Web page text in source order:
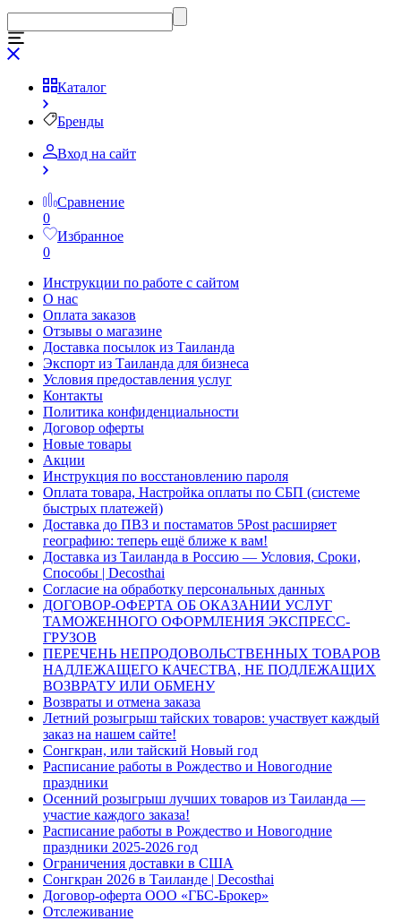
Каталог
Бренды
Вход на сайт
Сравнение
0
Избранное
0
Инструкции по работе с сайтом
О нас
Оплата заказов
Отзывы о магазине
Доставка посылок из Таиланда
Экспорт из Таиланда для бизнеса
Условия предоставления услуг
Контакты
Политика конфиденциальности
Договор оферты
Новые товары
Акции
Инструкция по восстановлению пароля
Оплата товара, Настройка оплаты по СБП (системе
быстрых платежей)
Доставка до ПВЗ и постаматов 5Post расширяет
географию: теперь ещё ближе к вам!
Доставка из Таиланда в Россию — Условия, Сроки,
Способы | Decosthai
Согласие на обработку персональных данных
ДОГОВОР-ОФЕРТА ОБ ОКАЗАНИИ УСЛУГ
ТАМОЖЕННОГО ОФОРМЛЕНИЯ ЭКСПРЕСС-
ГРУЗОВ
ПЕРЕЧЕНЬ НЕПРОДОВОЛЬСТВЕННЫХ ТОВАРОВ
НАДЛЕЖАЩЕГО КАЧЕСТВА, НЕ ПОДЛЕЖАЩИХ
ВОЗВРАТУ ИЛИ ОБМЕНУ
Возвраты и отмена заказа
Летний розыгрыш тайских товаров: участвует каждый
заказ на нашем сайте!
Сонгкран, или тайский Новый год
Расписание работы в Рождество и Новогодние
праздники
Осенний розыгрыш лучших товаров из Таиланда —
участие каждого заказа!
Расписание работы в Рождество и Новогодние
праздники 2025-2026 год
Ограничения доставки в США
Сонгкран 2026 в Таиланде | Decosthai
Договор-оферта ООО «ГБС-Брокер»
Отслеживание